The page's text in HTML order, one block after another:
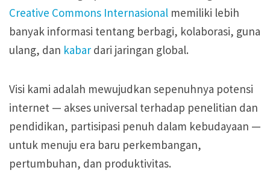
Creative Commons Internasional memiliki lebih
banyak informasi tentang berbagi, kolaborasi, guna
ulang, dan kabar dari jaringan global.
Visi kami adalah mewujudkan sepenuhnya potensi
internet — akses universal terhadap penelitian dan
pendidikan, partisipasi penuh dalam kebudayaan —
untuk menuju era baru perkembangan,
pertumbuhan, dan produktivitas.